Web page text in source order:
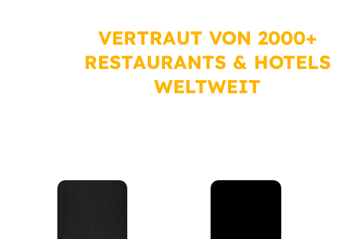
VERTRAUT VON 2000+
RESTAURANTS & HOTELS
WELTWEIT